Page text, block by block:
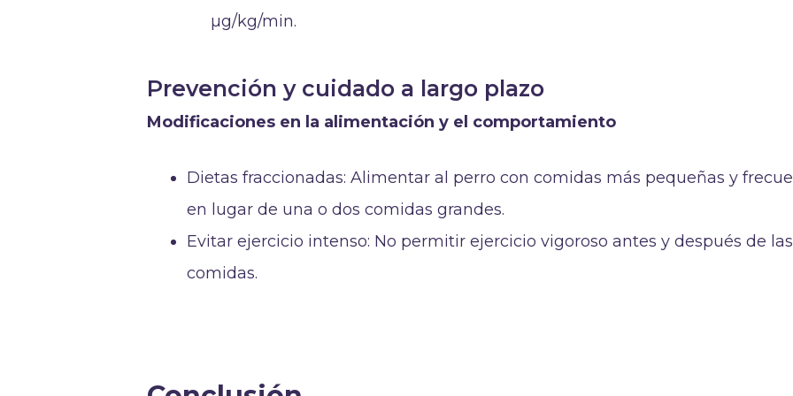
µg/kg/min.
Prevención y cuidado a largo plazo
Modificaciones en la alimentación y el comportamiento
Dietas fraccionadas: Alimentar al perro con comidas más pequeñas y
en lugar de una o dos comidas grandes.
Evitar ejercicio intenso: No permitir ejercicio vigoroso antes y después de las
comidas.